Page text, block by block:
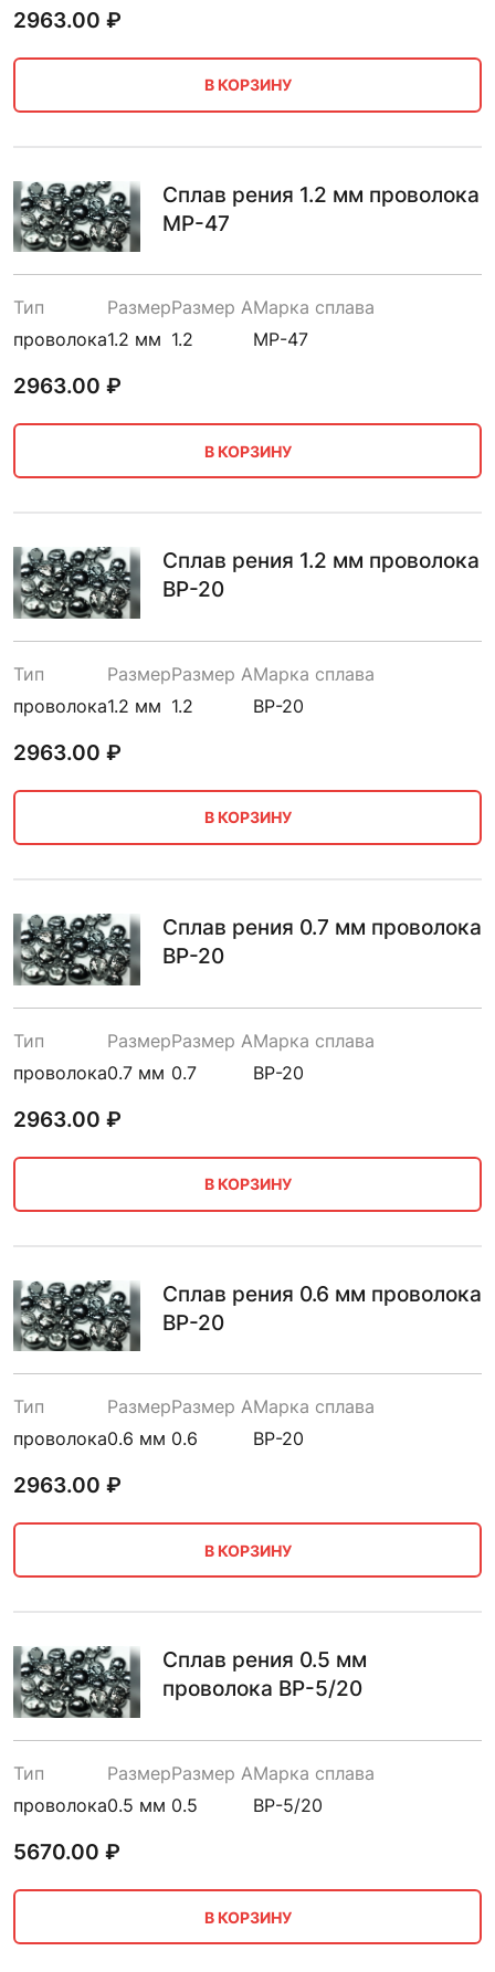
2963.00 ₽
В КОРЗИНУ
Сплав рения 1.2 мм проволока
МР-47
Тип
проволока
Размер
1.2 мм
Размер A
1.2
Марка сплава
МР-47
2963.00 ₽
В КОРЗИНУ
Сплав рения 1.2 мм проволока
ВР-20
Тип
проволока
Размер
1.2 мм
Размер A
1.2
Марка сплава
ВР-20
2963.00 ₽
В КОРЗИНУ
Сплав рения 0.7 мм проволока
ВР-20
Тип
проволока
Размер
0.7 мм
Размер A
0.7
Марка сплава
ВР-20
2963.00 ₽
В КОРЗИНУ
Сплав рения 0.6 мм проволока
ВР-20
Тип
проволока
Размер
0.6 мм
Размер A
0.6
Марка сплава
ВР-20
2963.00 ₽
В КОРЗИНУ
Сплав рения 0.5 мм
проволока ВР-5/20
Тип
проволока
Размер
0.5 мм
Размер A
0.5
Марка сплава
ВР-5/20
5670.00 ₽
В КОРЗИНУ